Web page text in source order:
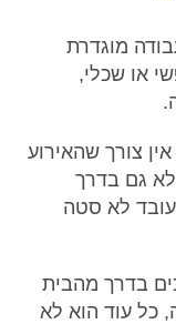
מוגדרת
או שכלי,
צורך שהאירוע
גם בדרך
לא סטה
בדרך מהבית
כל עוד הוא לא